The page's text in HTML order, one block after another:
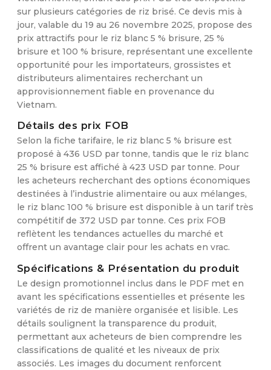
sur plusieurs catégories de riz brisé. Ce devis mis à
jour, valable du 19 au 26 novembre 2025, propose des
prix attractifs pour le riz blanc 5 % brisure, 25 %
brisure et 100 % brisure, représentant une excellente
opportunité pour les importateurs, grossistes et
distributeurs alimentaires recherchant un
approvisionnement fiable en provenance du
Vietnam.
Détails des prix FOB
Selon la fiche tarifaire, le riz blanc 5 % brisure est
proposé à 436 USD par tonne, tandis que le riz blanc
25 % brisure est affiché à 423 USD par tonne. Pour
les acheteurs recherchant des options économiques
destinées à l’industrie alimentaire ou aux mélanges,
le riz blanc 100 % brisure est disponible à un tarif très
compétitif de 372 USD par tonne. Ces prix FOB
reflètent les tendances actuelles du marché et
offrent un avantage clair pour les achats en vrac.
Spécifications & Présentation du produit
Le design promotionnel inclus dans le PDF met en
avant les spécifications essentielles et présente les
variétés de riz de manière organisée et lisible. Les
détails soulignent la transparence du produit,
permettant aux acheteurs de bien comprendre les
classifications de qualité et les niveaux de prix
associés. Les images du document renforcent